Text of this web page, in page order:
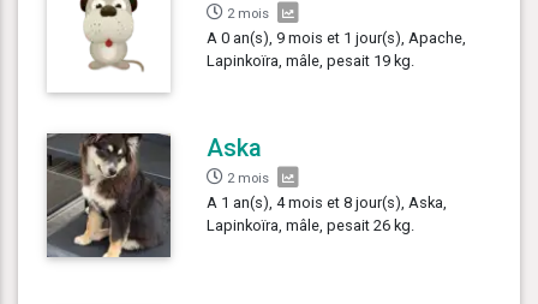
2 mois
A 0 an(s), 9 mois et 1 jour(s), Apache,
Lapinkoïra, mâle, pesait 19 kg.
Aska
2 mois
A 1 an(s), 4 mois et 8 jour(s), Aska,
Lapinkoïra, mâle, pesait 26 kg.